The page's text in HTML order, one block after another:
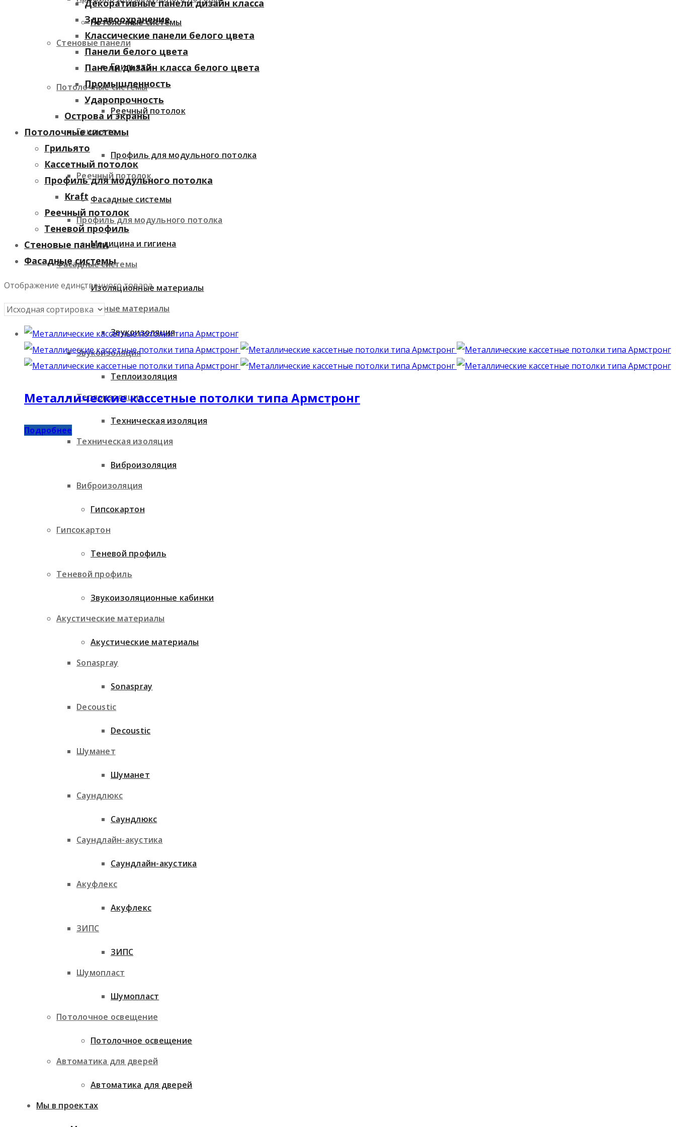
Стеновые панели
Потолочные системы
Грильято
Реечный потолок
Профиль для модульного потолка
Фасадные системы
Изоляционные материалы
Звукоизоляция
Теплоизоляция
Техническая изоляция
Виброизоляция
Гипсокартон
Теневой профиль
Акустические материалы
Sonaspray
Decoustic
Шуманет
Саундлюкс
Саундлайн-акустика
Акуфлекс
ЗИПС
Шумопласт
Потолочное освещение
Автоматика для дверей
Мы в проектах
Потолочные системы
Грильято
Реечный потолок
Профиль для модульного потолка
Фасадные системы
Медицина и гигиена
Изоляционные материалы
Звукоизоляция
Теплоизоляция
Техническая изоляция
Виброизоляция
Гипсокартон
Теневой профиль
Звукоизоляционные кабинки
Акустические материалы
Sonaspray
Decoustic
Шуманет
Саундлюкс
Саундлайн-акустика
Акуфлекс
ЗИПС
Шумопласт
Потолочное освещение
Автоматика для дверей
Декоративные панели дизайн класса
Здравоохранение
Классические панели белого цвета
Панели белого цвета
Панели дизайн класса белого цвета
Промышленность
Ударопрочность
Острова и экраны
Потолочные системы
Грильято
Кассетный потолок
Профиль для модульного потолка
Kraft
Реечный потолок
Теневой профиль
Стеновые панели
Фасадные системы
Отображение единственного товара
Металлические кассетные потолки типа Армстронг
Подробнее